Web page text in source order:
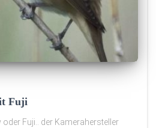
Fuji
Fuji.. der Kamerahersteller